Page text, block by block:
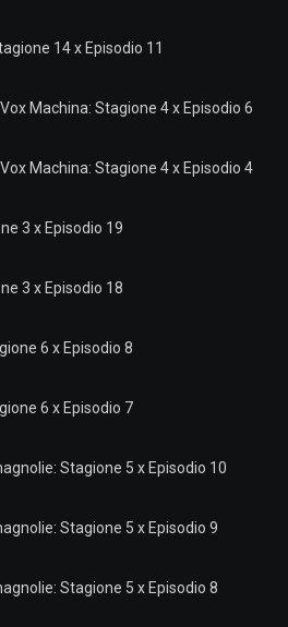
14 x Episodio 11
Machina: Stagione 4 x Episodio 6
Machina: Stagione 4 x Episodio 4
3 x Episodio 19
3 x Episodio 18
6 x Episodio 8
6 x Episodio 7
Stagione 5 x Episodio 10
Stagione 5 x Episodio 9
Stagione 5 x Episodio 8